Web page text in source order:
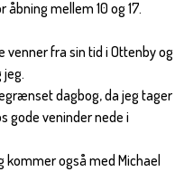
mellem 10 og 17.
venner fra sin tid i Ottenby og
dagbog, da jeg tager
gode veninder nede i
kommer også med Michael